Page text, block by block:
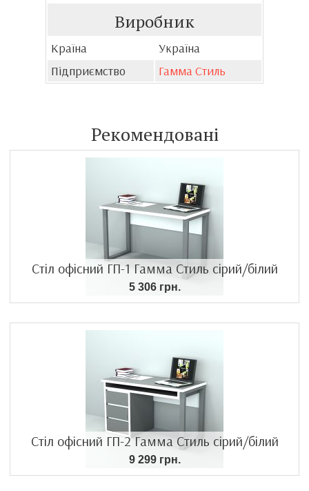
Виробник
Країна
Україна
Підприємство
Гамма Стиль
Рекомендовані
Стіл офісний ГП-1 Гамма Стиль сірий/білий
5 306 грн.
Стіл офісний ГП-2 Гамма Стиль сірий/білий
9 299 грн.